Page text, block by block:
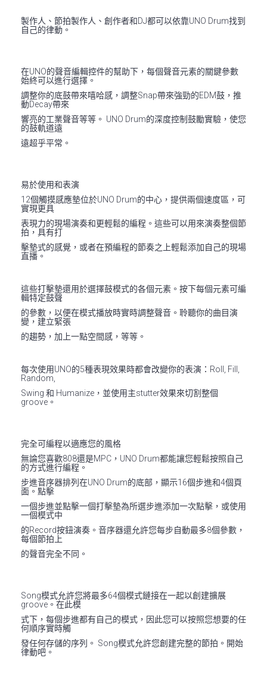
製作人、節拍製作人、創作者和DJ都可以依靠UNO Drum找到
自己的律動。
在UNO的聲音編輯控件的幫助下，每個聲音元素的關鍵參數
始終可以進行選擇。
調整你的底鼓帶來嘻哈感，調整Snap帶來強勁的EDM鼓，推
動Decay帶來
響亮的工業聲音等等。 UNO Drum的深度控制鼓勵實驗，使您
的鼓軌道遠
遠超乎平常。
易於使用和表演
12個觸摸感應墊位於UNO Drum的中心，提供兩個速度區，可
實現更具
表現力的現場演奏和更輕鬆的編程。這些可以用來演奏整個節
拍，具有打
擊墊式的感覺，或者在預編程的節奏之上輕鬆添加自己的現場
直播。
這些打擊墊還用於選擇鼓模式的各個元素。按下每個元素可編
輯特定鼓聲
的參數，以便在模式播放時實時調整聲音。聆聽你的曲目演
變，建立緊張
的趨勢，加上一點空間感，等等。
每次使用UNO的5種表現效果時都會改變你的表演：Roll, Fill,
Random,
Swing 和 Humanize，並使用主stutter效果來切割整個
groove。
完全可編程以適應您的風格
無論您喜歡808還是MPC，UNO Drum都能讓您輕鬆按照自己
的方式進行編程。
步進音序器排列在UNO Drum的底部，顯示16個步進和4個頁
面。點擊
一個步進並點擊一個打擊墊為所選步進添加一次點擊，或使用
一個模式中
的Record按鈕演奏。音序器還允許您每步自動最多8個參數，
每個節拍上
的聲音完全不同。
Song模式允許您將最多64個模式鏈接在一起以創建擴展
groove。在此模
式下，每個步進都有自己的模式，因此您可以按照您想要的任
何順序實時觸
發任何存儲的序列。 Song模式允許您創建完整的節拍。開始
律動吧。